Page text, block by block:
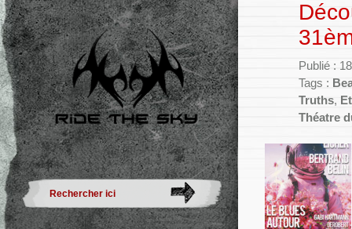
Publié :
Tags :
Truths,
Théatre